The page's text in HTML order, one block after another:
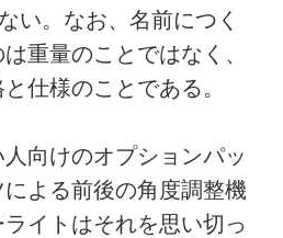
い。なお、名前につく
重量のことではなく、
仕様のことである。
向けのオプションパッ
による前後の角度調整機
イトはそれを思い切っ